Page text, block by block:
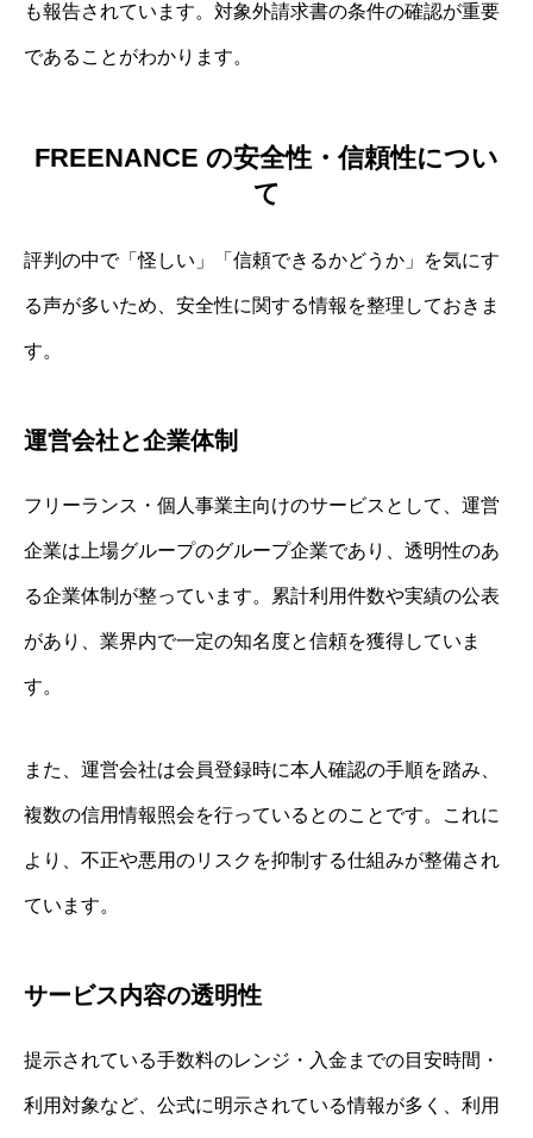
も報告されています。対象外請求書の条件の確認が重要
であることがわかります。
FREENANCE の安全性・信頼性につい
て
評判の中で「怪しい」「信頼できるかどうか」を気にす
る声が多いため、安全性に関する情報を整理しておきま
す。
運営会社と企業体制
フリーランス・個人事業主向けのサービスとして、運営
企業は上場グループのグループ企業であり、透明性のあ
る企業体制が整っています。累計利用件数や実績の公表
があり、業界内で一定の知名度と信頼を獲得していま
す。
また、運営会社は会員登録時に本人確認の手順を踏み、
複数の信用情報照会を行っているとのことです。これに
より、不正や悪用のリスクを抑制する仕組みが整備され
ています。
サービス内容の透明性
提示されている手数料のレンジ・入金までの目安時間・
利用対象など、公式に明示されている情報が多く、利用